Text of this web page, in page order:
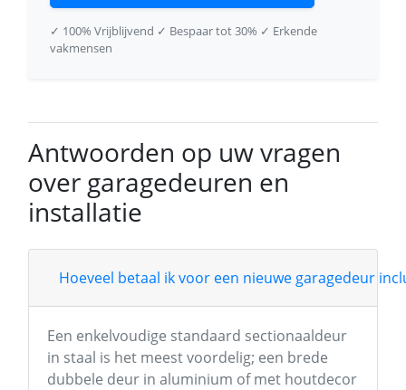
✓ 100% Vrijblijvend ✓ Bespaar tot 30% ✓ Erkende
vakmensen
Antwoorden op uw vragen
over garagedeuren en
installatie
Hoeveel betaal ik voor een nieuwe garagedeur
Een enkelvoudige standaard sectionaaldeur
in staal is het meest voordelig; een brede
dubbele deur in aluminium of met houtdecor